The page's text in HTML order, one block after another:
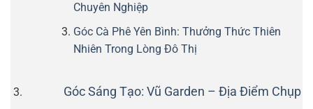
Chuyên Nghiệp
Góc Cà Phê Yên Bình: Thưởng Thức Thiên
Nhiên Trong Lòng Đô Thị
Góc Sáng Tạo: Vũ Garden – Địa Điểm Chụp